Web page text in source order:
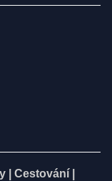
Cestování